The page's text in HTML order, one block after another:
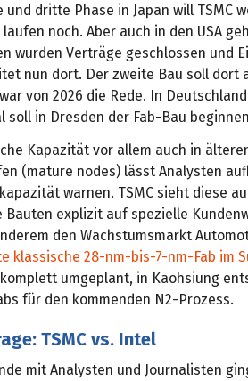
und dritte Phase in Japan will TSMC
laufen noch. Aber auch in den USA
wurden Verträge geschlossen und
nun dort. Der zweite Bau soll dort
von 2026 die Rede. In
soll in Dresden der Fab-Bau
Kapazität vor allem auch in
(mature nodes) lässt Analysten
warnen. TSMC sieht diese
Bauten explizit auf spezielle
den Wachstumsmarkt
klassische 28-nm-bis-7-nm-Fab im
komplett umgeplant, in Kaohsiung
für den kommenden N2-Prozess.
TSMC vs. Intel
mit Analysten und Journalisten